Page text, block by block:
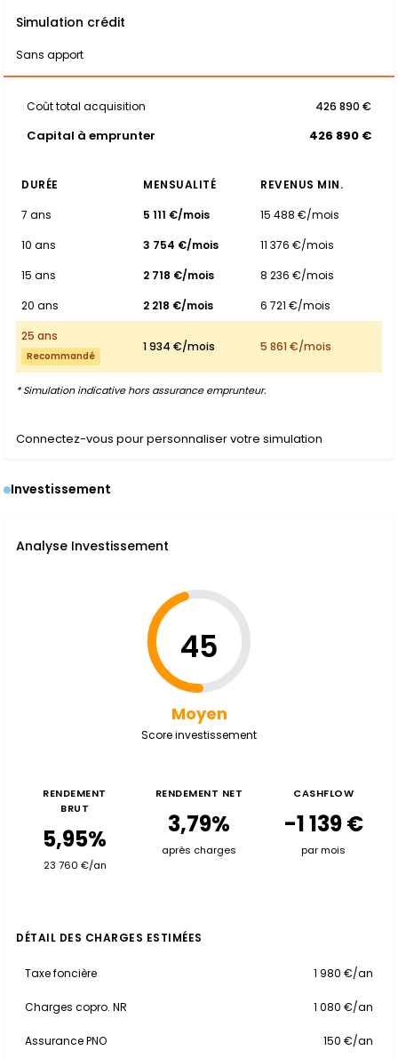
Simulation crédit
Sans apport
Coût total acquisition 426 890 €
Capital à emprunter 426 890 €
DURÉE MENSUALITÉ
REVENUS MIN.
7 ans
5 111 €/mois
15 488 €/mois
10 ans
3 754 €/mois
11 376 €/mois
15 ans
2 718 €/mois
8 236 €/mois
20 ans
2 218 €/mois
6 721 €/mois
25 ans
Recommandé
1 934 €/mois 5 861 €/mois
* Simulation indicative hors assurance emprunteur.
Connectez-vous pour personnaliser votre simulation
Investissement
Analyse Investissement
45
Moyen
Score investissement
RENDEMENT
BRUT
5,95%
23 760 €/an
RENDEMENT NET
3,79%
après charges
CASHFLOW
-1 139 €
par mois
DÉTAIL DES CHARGES ESTIMÉES
Taxe foncière 1 980 €/an
Charges copro. NR 1 080 €/an
Assurance PNO 150 €/an